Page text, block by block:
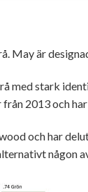
May är
med stark
2013 och
och har
någon